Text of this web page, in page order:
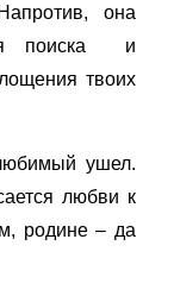
она
поиска и
твоих
ушел.
любви к
родине – да